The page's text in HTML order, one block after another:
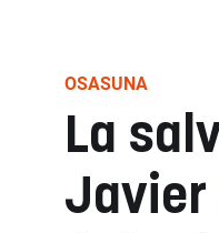
OSASUNA
La
Javier